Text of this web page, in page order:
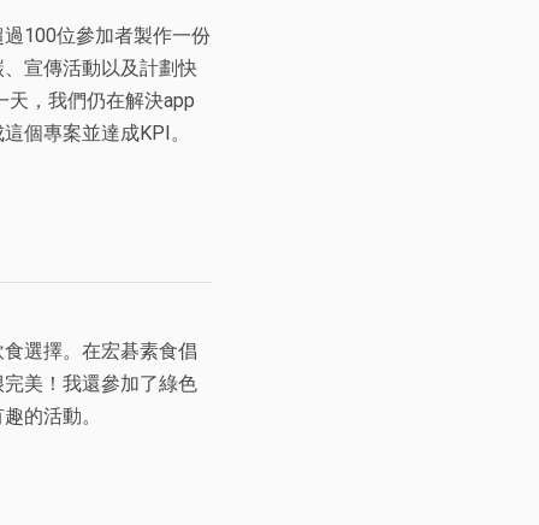
100位參加者製作一份
宣傳活動以及計劃快
天，我們仍在解決app
個專案並達成KPI。
選擇。在宏碁素食倡
美！我還參加了綠色
的活動。